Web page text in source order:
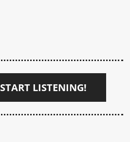
START LISTENING!